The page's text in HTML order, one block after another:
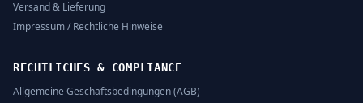
Versand & Lieferung
Impressum / Rechtliche Hinweise
RECHTLICHES & COMPLIANCE
Allgemeine Geschäftsbedingungen (AGB)